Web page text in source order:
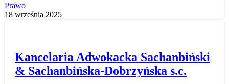
Prawo
18 września 2025
Kancelaria Adwokacka Sachanbiński
& Sachanbińska-Dobrzyńska s.c.